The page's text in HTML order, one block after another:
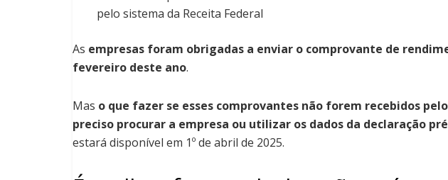
pelo sistema da Receita Federal
As empresas foram obrigadas a enviar o comprovante de
fevereiro deste ano.
Mas o que fazer se esses comprovantes não forem recebidos
preciso procurar a empresa ou utilizar os dados da declaração
estará disponível em 1º de abril de 2025.